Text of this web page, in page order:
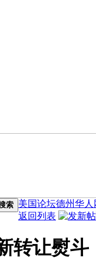
索 美国论坛德州华人
返回列表
转让熨斗